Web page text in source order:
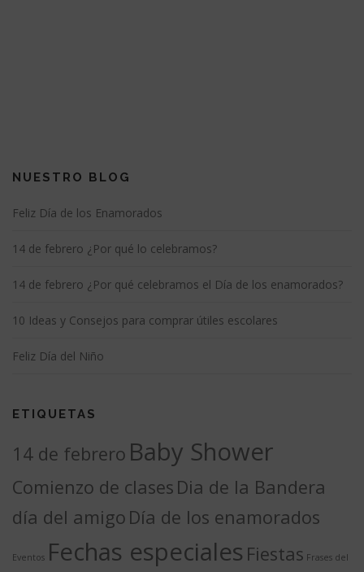
NUESTRO BLOG
Feliz Día de los Enamorados
14 de febrero ¿Por qué lo celebramos?
14 de febrero ¿Por qué celebramos el Día de los enamorados?
10 Ideas y Consejos para comprar útiles escolares
Feliz Día del Niño
ETIQUETAS
14 de febrero Baby Shower
Comienzo de clases Dia de la Bandera
día del amigo Día de los enamorados
Eventos Fechas especiales Fiestas Frases del